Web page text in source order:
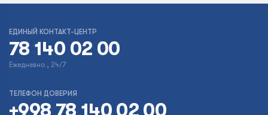
ЕДИНЫЙ КОНТАКТ-ЦЕНТР
78 140 02 00
Ежедневно , 24/7
ТЕЛЕФОН ДОВЕРИЯ
+998 78 140 02 00